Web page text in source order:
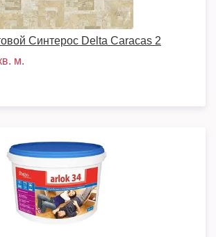
Синтерос Delta Caracas 2
м.